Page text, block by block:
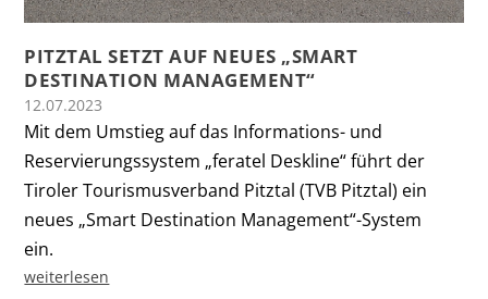
PITZTAL SETZT AUF NEUES „SMART
DESTINATION MANAGEMENT“
12.07.2023
Mit dem Umstieg auf das Informations- und
Reservierungssystem „feratel Deskline“ führt der
Tiroler Tourismusverband Pitztal (TVB Pitztal) ein
neues „Smart Destination Management“-System
ein.
weiterlesen